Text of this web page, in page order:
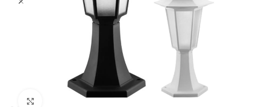
Büyütmek için tıklayın